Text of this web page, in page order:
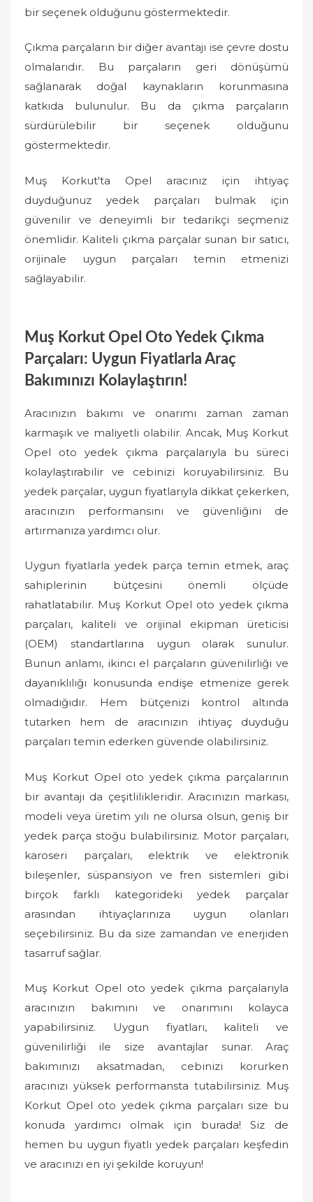
bir seçenek olduğunu göstermektedir.
Çıkma parçaların bir diğer avantajı ise çevre dostu
olmalarıdır. Bu parçaların geri dönüşümü
sağlanarak doğal kaynakların korunmasına
katkıda bulunulur. Bu da çıkma parçaların
sürdürülebilir bir seçenek olduğunu
göstermektedir.
Muş Korkut'ta Opel aracınız için ihtiyaç
duyduğunuz yedek parçaları bulmak için
güvenilir ve deneyimli bir tedarikçi seçmeniz
önemlidir. Kaliteli çıkma parçalar sunan bir satıcı,
orijinale uygun parçaları temin etmenizi
sağlayabilir.
Muş Korkut Opel Oto Yedek Çıkma
Parçaları: Uygun Fiyatlarla Araç
Bakımınızı Kolaylaştırın!
Aracınızın bakımı ve onarımı zaman zaman
karmaşık ve maliyetli olabilir. Ancak, Muş Korkut
Opel oto yedek çıkma parçalarıyla bu süreci
kolaylaştırabilir ve cebinizi koruyabilirsiniz. Bu
yedek parçalar, uygun fiyatlarıyla dikkat çekerken,
aracınızın performansını ve güvenliğini de
artırmanıza yardımcı olur.
Uygun fiyatlarla yedek parça temin etmek, araç
sahiplerinin bütçesini önemli ölçüde
rahatlatabilir. Muş Korkut Opel oto yedek çıkma
parçaları, kaliteli ve orijinal ekipman üreticisi
(OEM) standartlarına uygun olarak sunulur.
Bunun anlamı, ikinci el parçaların güvenilirliği ve
dayanıklılığı konusunda endişe etmenize gerek
olmadığıdır. Hem bütçenizi kontrol altında
tutarken hem de aracınızın ihtiyaç duyduğu
parçaları temin ederken güvende olabilirsiniz.
Muş Korkut Opel oto yedek çıkma parçalarının
bir avantajı da çeşitlilikleridir. Aracınızın markası,
modeli veya üretim yılı ne olursa olsun, geniş bir
yedek parça stoğu bulabilirsiniz. Motor parçaları,
karoseri parçaları, elektrik ve elektronik
bileşenler, süspansiyon ve fren sistemleri gibi
birçok farklı kategorideki yedek parçalar
arasından ihtiyaçlarınıza uygun olanları
seçebilirsiniz. Bu da size zamandan ve enerjiden
tasarruf sağlar.
Muş Korkut Opel oto yedek çıkma parçalarıyla
aracınızın bakımını ve onarımını kolayca
yapabilirsiniz. Uygun fiyatları, kaliteli ve
güvenilirliği ile size avantajlar sunar. Araç
bakımınızı aksatmadan, cebinizi korurken
aracınızı yüksek performansta tutabilirsiniz. Muş
Korkut Opel oto yedek çıkma parçaları size bu
konuda yardımcı olmak için burada! Siz de
hemen bu uygun fiyatlı yedek parçaları keşfedin
ve aracınızı en iyi şekilde koruyun!